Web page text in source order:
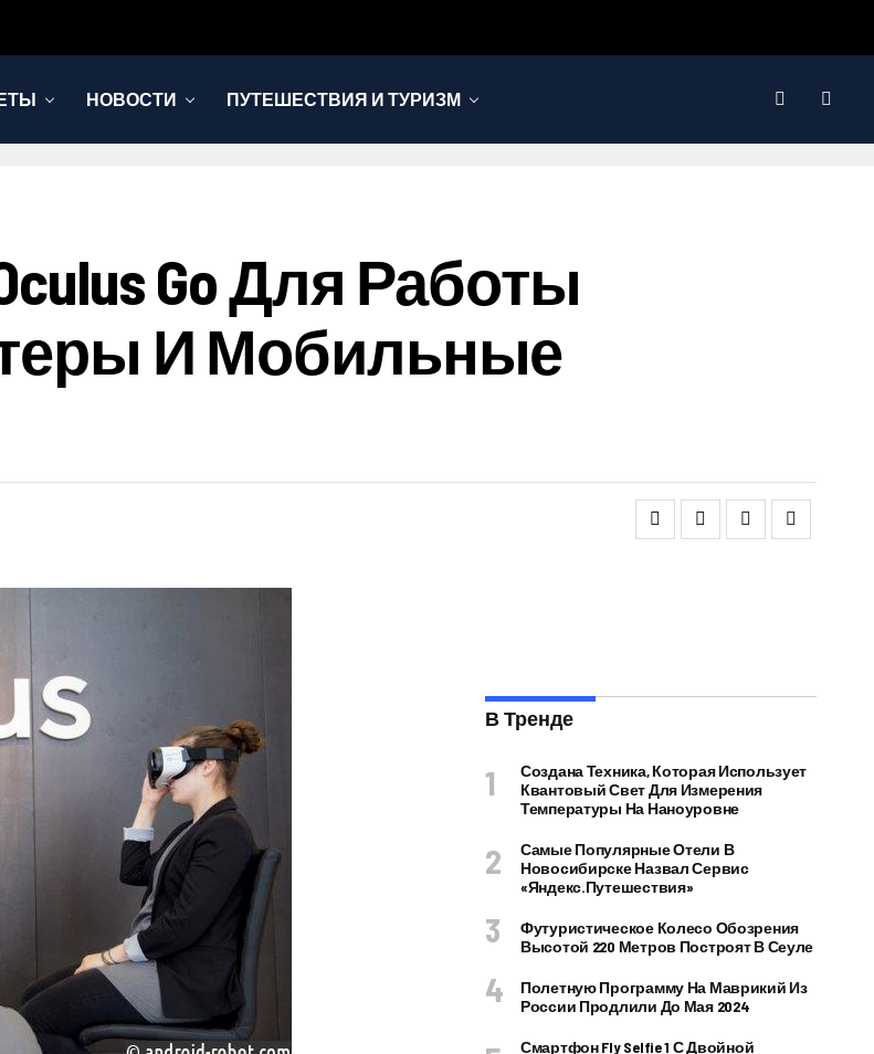
НОВОСТИ ПУТЕШЕСТВИЯ И ТУРИЗМ
Go Для Работы
И Мобильные
В Тренде
Создана Техника, Которая Использует
Квантовый Свет Для Измерения
Температуры На Наноуровне
Самые Популярные Отели В
Новосибирске Назвал Сервис
«Яндекс.Путешествия»
Футуристическое Колесо Обозрения
Высотой 220 Метров Построят В Сеуле
Полетную Программу На Маврикий Из
России Продлили До Мая 2024
Смартфон Fly Selfie 1 С Двойной